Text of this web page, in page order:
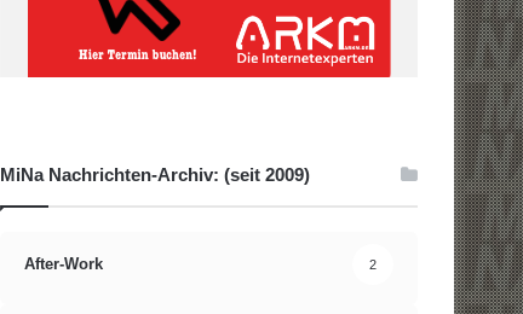
MiNa Nachrichten-Archiv: (seit 2009)
After-Work 2